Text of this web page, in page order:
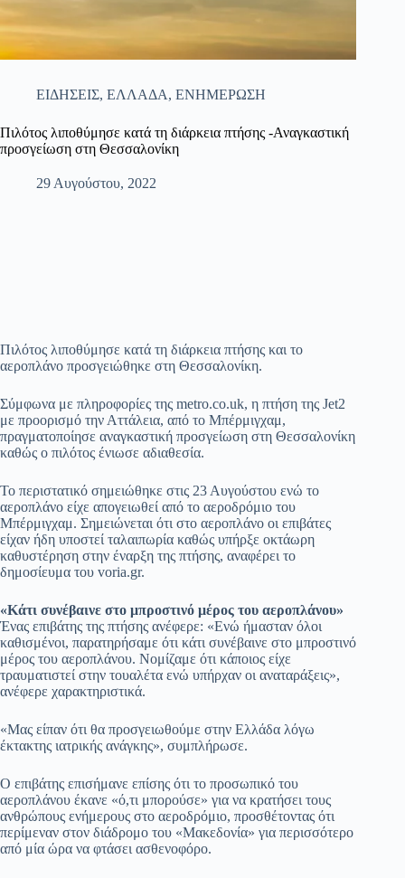
ΕΙΔΗΣΕΙΣ, ΕΛΛΑΔΑ, ΕΝΗΜΕΡΩΣΗ
Πιλότος λιποθύμησε κατά τη διάρκεια πτήσης -Αναγκαστική
προσγείωση στη Θεσσαλονίκη
29 Αυγούστου, 2022
Πιλότος λιποθύμησε κατά τη διάρκεια πτήσης και το
αεροπλάνο προσγειώθηκε στη Θεσσαλονίκη.
Σύμφωνα με πληροφορίες της metro.co.uk, η πτήση της Jet2
με προορισμό την Αττάλεια, από το Μπέρμιγχαμ,
πραγματοποίησε αναγκαστική προσγείωση στη Θεσσαλονίκη
καθώς ο πιλότος ένιωσε αδιαθεσία.
Το περιστατικό σημειώθηκε στις 23 Αυγούστου ενώ το
αεροπλάνο είχε απογειωθεί από το αεροδρόμιο του
Μπέρμιγχαμ. Σημειώνεται ότι στο αεροπλάνο οι επιβάτες
είχαν ήδη υποστεί ταλαιπωρία καθώς υπήρξε οκτάωρη
καθυστέρηση στην έναρξη της πτήσης, αναφέρει το
δημοσίευμα του voria.gr.
«Κάτι συνέβαινε στο μπροστινό μέρος του αεροπλάνου»
Ένας επιβάτης της πτήσης ανέφερε: «Ενώ ήμασταν όλοι
καθισμένοι, παρατηρήσαμε ότι κάτι συνέβαινε στο μπροστινό
μέρος του αεροπλάνου. Νομίζαμε ότι κάποιος είχε
τραυματιστεί στην τουαλέτα ενώ υπήρχαν οι αναταράξεις»,
ανέφερε χαρακτηριστικά.
«Μας είπαν ότι θα προσγειωθούμε στην Ελλάδα λόγω
έκτακτης ιατρικής ανάγκης», συμπλήρωσε.
Ο επιβάτης επισήμανε επίσης ότι το προσωπικό του
αεροπλάνου έκανε «ό,τι μπορούσε» για να κρατήσει τους
ανθρώπους ενήμερους στο αεροδρόμιο, προσθέτοντας ότι
περίμεναν στον διάδρομο του «Μακεδονία» για περισσότερο
από μία ώρα να φτάσει ασθενοφόρο.